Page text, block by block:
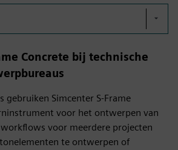
Concrete bij technische
gebruiken Simcenter S-Frame
voor het ontwerpen van
voor meerdere projecten
te ontwerpen of